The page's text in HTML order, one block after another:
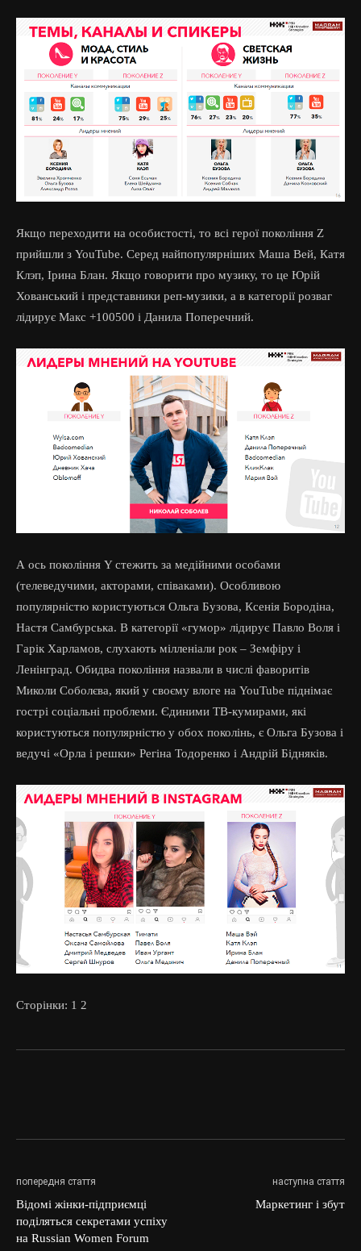
Якщо переходити на особистості, то всі герої покоління Z
прийшли з YouTube. Серед найпопулярніших Маша Вей, Катя
Клэп, Ірина Блан. Якщо говорити про музику, то це Юрій
Хованський і представники реп-музики, а в категорії розваг
лідирує Макс +100500 і Данила Поперечний.
А ось покоління Y стежить за медійними особами
(телеведучими, акторами, співаками). Особливою
популярністю користуються Ольга Бузова, Ксенія Бородіна,
Настя Самбурська. В категорії «гумор» лідирує Павло Воля і
Гарік Харламов, слухають мілленіали рок – Земфіру і
Ленінград. Обидва покоління назвали в числі фаворитів
Миколи Соболєва, який у своєму влоге на YouTube піднімає
гострі соціальні проблеми. Єдиними ТВ-кумирами, які
користуються популярністю у обох поколінь, є Ольга Бузова і
ведучі «Орла і решки» Регіна Тодоренко і Андрій Бідняків.
Сторінки: 1 2
попередня стаття
Відомі жінки-підприємці
поділяться секретами успіху
на Russian Women Forum
наступна стаття
Маркетинг і збут